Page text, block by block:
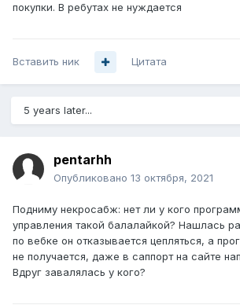
покупки. В ребутах не нуждается
Вставить ник Цитата
5 years later...
pentarhh
Опубликовано 13 октября, 2021
Подниму некросабж: нет ли у кого
управления такой балалайкой? Нашлась
по вебке он отказывается цепляться, а
не получается, даже в саппорт на сайте
Вдруг завалялась у кого?